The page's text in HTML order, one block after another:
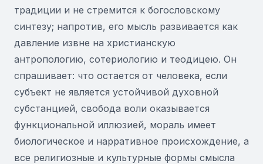
традиции и не стремится к богословскому
синтезу; напротив, его мысль развивается как
давление извне на христианскую
антропологию, сотериологию и теодицею. Он
спрашивает: что остается от человека, если
субъект не является устойчивой духовной
субстанцией, свобода воли оказывается
функциональной иллюзией, мораль имеет
биологическое и нарративное происхождение, а
все религиозные и культурные формы смысла